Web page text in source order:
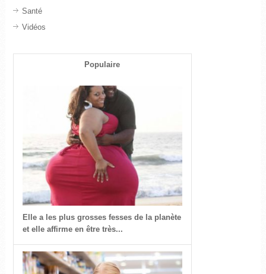
Santé
Vidéos
Populaire
Elle a les plus grosses fesses de la planète
et elle affirme en être très...